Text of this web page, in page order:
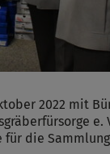
2022 mit
die